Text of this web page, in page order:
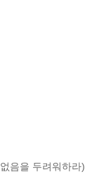
음을 두려워하라)